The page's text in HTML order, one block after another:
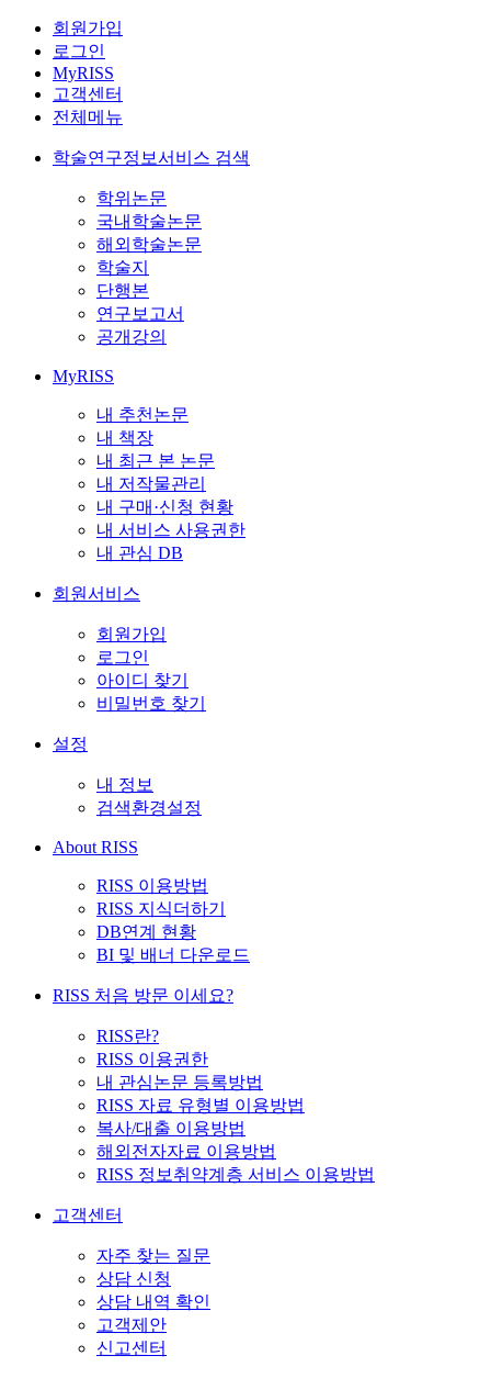
회원가입
로그인
MyRISS
고객센터
전체메뉴
학술연구정보서비스 검색
학위논문
국내학술논문
해외학술논문
학술지
단행본
연구보고서
공개강의
MyRISS
내 추천논문
내 책장
내 최근 본 논문
내 저작물관리
내 구매·신청 현황
내 서비스 사용권한
내 관심 DB
회원서비스
회원가입
로그인
아이디 찾기
비밀번호 찾기
설정
내 정보
검색환경설정
About RISS
RISS 이용방법
RISS 지식더하기
DB연계 현황
BI 및 배너 다운로드
RISS 처음 방문 이세요?
RISS란?
RISS 이용권한
내 관심논문 등록방법
RISS 자료 유형별 이용방법
복사/대출 이용방법
해외전자자료 이용방법
RISS 정보취약계층 서비스 이용방법
고객센터
자주 찾는 질문
상담 신청
상담 내역 확인
고객제안
신고센터